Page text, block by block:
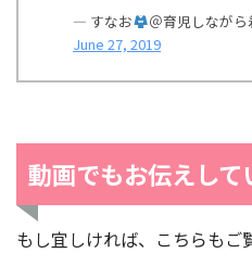
— すなお
＠育児しなが
June 27, 2019
動画でもお伝えして
もし宜しければ、こちらもご